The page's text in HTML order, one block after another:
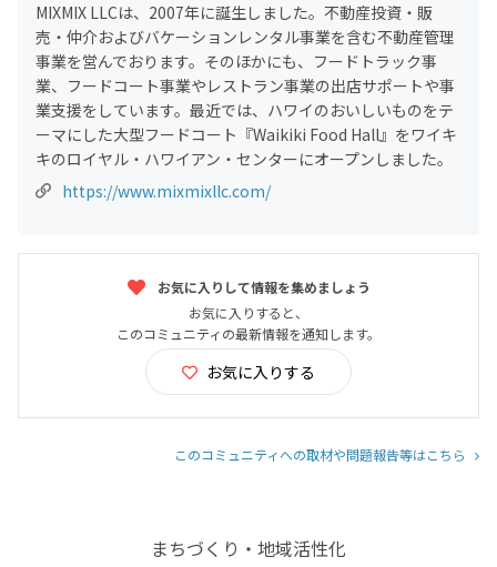
MIXMIX LLCは、2007年に誕生しました。不動産投資・販
売・仲介およびバケーションレンタル事業を含む不動産管理
事業を営んでおります。そのほかにも、フードトラック事
業、フードコート事業やレストラン事業の出店サポートや事
業支援をしています。最近では、ハワイのおいしいものをテ
ーマにした大型フードコート『Waikiki Food Hall』をワイキ
キのロイヤル・ハワイアン・センターにオープンしました。
https://www.mixmixllc.com/
お気に入りして情報を集めましょう
お気に入りすると、
このコミュニティの最新情報を通知します。
お気に入りする
このコミュニティへの取材や問題報告等はこちら
まちづくり・地域活性化